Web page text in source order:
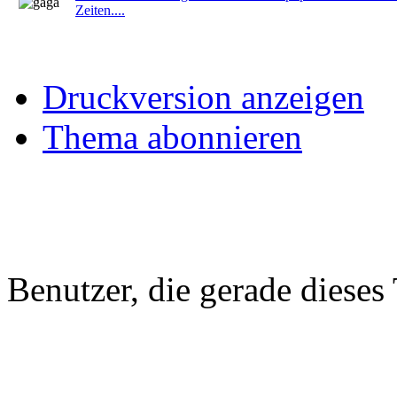
Zeiten....
Druckversion anzeigen
Thema abonnieren
Benutzer, die gerade